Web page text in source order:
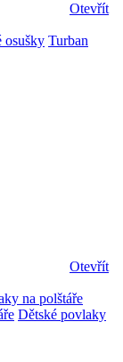
Otevřít
osušky Turban
Otevřít
na polštáře
Dětské povlaky